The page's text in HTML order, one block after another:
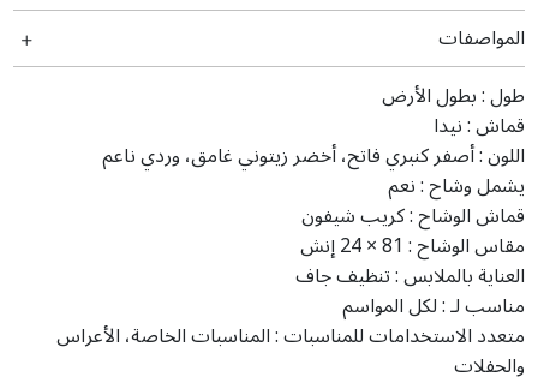
المواصفات
طول :بطول الأرض
قماش :نيدا
اللون :أصفر كنبري فاتح، أخضر زيتوني غامق، وردي ناعم
يشمل وشاح :نعم
قماش الوشاح :كريب شيفون
مقاس الوشاح :‎24 × 81 إنش
العناية بالملابس :تنظیف جاف
مناسب لـ :لكل المواسم
متعدد الاستخدامات للمناسبات :المناسبات الخاصة، الأعراس
والحفلات